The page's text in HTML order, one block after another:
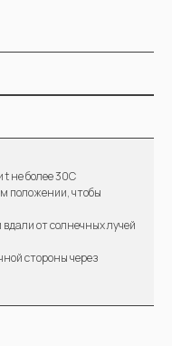
не более 30С
положении, чтобы
от солнечных лучей
стороны через